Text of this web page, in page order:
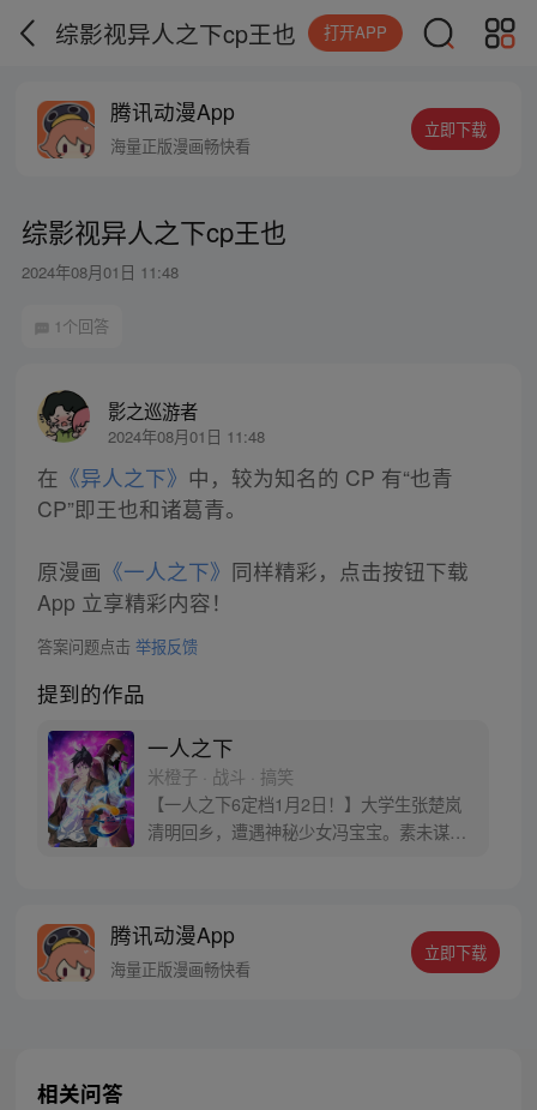
综影视异人之下cp王也 打开APP
腾讯动漫App
海量正版漫画畅快看
立即下载
综影视异人之下cp王也
2024年08月01日 11:48
1个回答
影之巡游者
2024年08月01日 11:48
在 《异人之下》 中，较为知名的 CP 有“也青
CP”即王也和诸葛青。
原漫画 《一人之下》 同样精彩，点击按钮下载
App 立享精彩内容！
答案问题点击 举报反馈
提到的作品
一人之下
米橙子 · 战斗 · 搞笑
【一人之下6定档1月2日！】大学生张楚岚
清明回乡，遭遇神秘少女冯宝宝。素未谋面
密，张楚岚的生活被彻底颠覆，与冯宝宝一
同踏上“异人”之旅。
腾讯动漫App
海量正版漫画畅快看
立即下载
相关问答